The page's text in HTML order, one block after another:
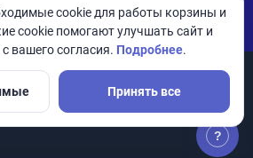
Системс»
?
cookie для работы корзины и
cookie помогают улучшать сайт и
вашего согласия. Подробнее.
Принять все